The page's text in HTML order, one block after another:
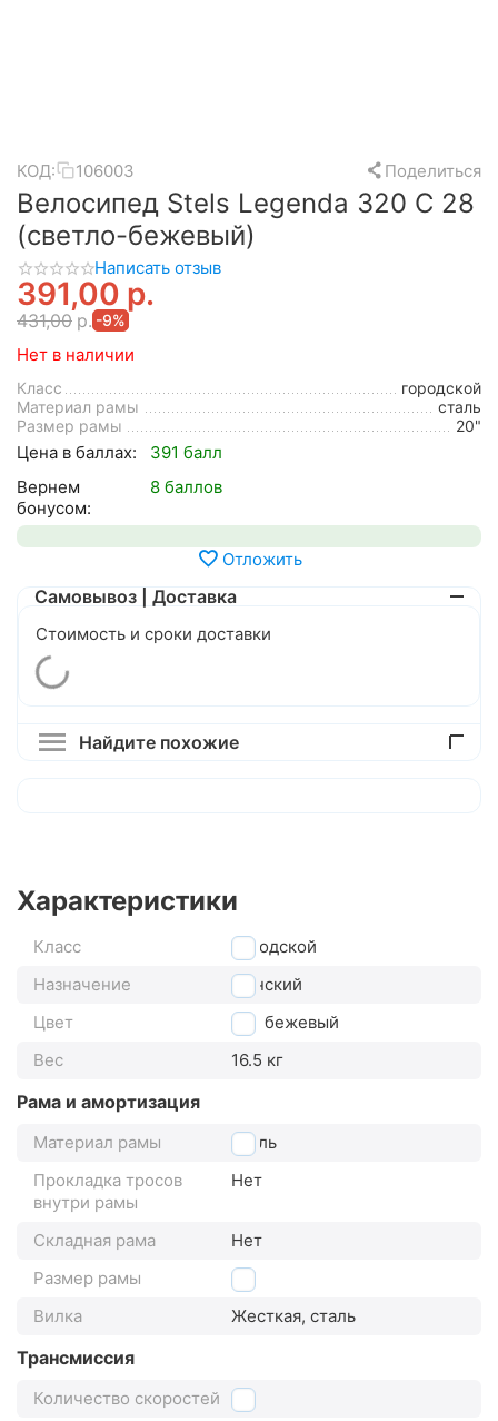
КОД: 106003 Поделиться
Велосипед Stels Legenda 320 C 28
(светло-бежевый)
Написать отзыв
391,00 р.
431,00 р. -9%
Нет в наличии
Класс
городской
Материал рамы
сталь
Размер рамы
20"
Цена в баллах:
391 балл
Вернем
бонусом:
8 баллов
Отложить
Самовывоз | Доставка
Стоимость и сроки доставки
Найдите похожие
Характеристики
Класс
городской
Назначение
женский
Цвет
бежевый
Вес
16.5 кг
Рама и амортизация
Материал рамы
сталь
Прокладка тросов
внутри рамы
Нет
Складная рама
Нет
Размер рамы
20"
Вилка
Жесткая, сталь
Трансмиссия
Количество скоростей 1